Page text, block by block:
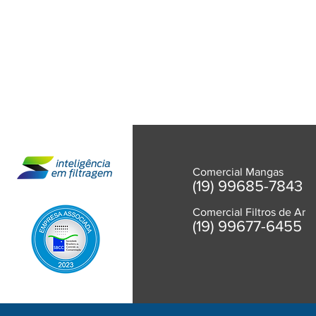
Comercial Mangas
(19) 99685-7843
Comercial Filtros de Ar
(19) 99677-6455